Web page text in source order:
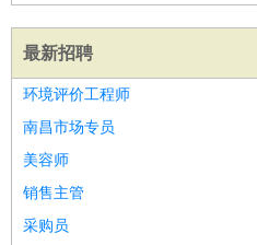
最新招聘
环境评价工程师
南昌市场专员
美容师
销售主管
采购员